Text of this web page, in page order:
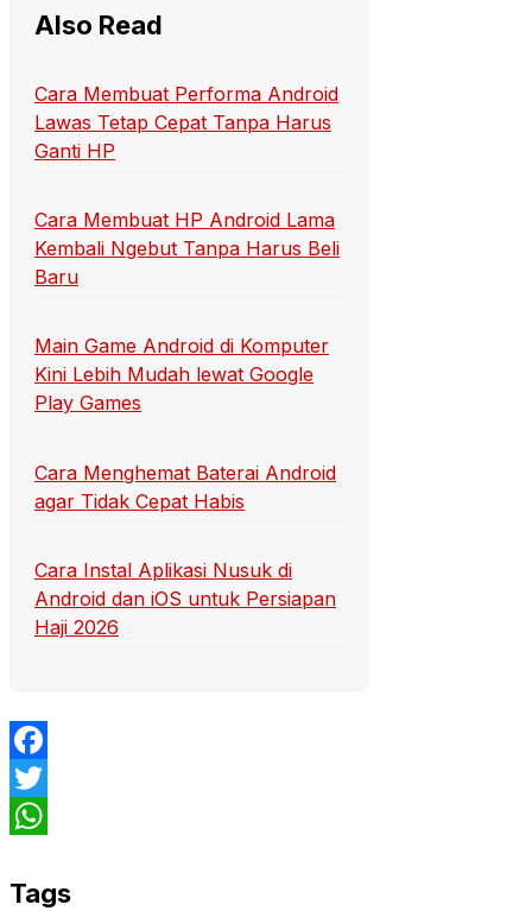
Also Read
Cara Membuat Performa Android
Lawas Tetap Cepat Tanpa Harus
Ganti HP
Cara Membuat HP Android Lama
Kembali Ngebut Tanpa Harus Beli
Baru
Main Game Android di Komputer
Kini Lebih Mudah lewat Google
Play Games
Cara Menghemat Baterai Android
agar Tidak Cepat Habis
Cara Instal Aplikasi Nusuk di
Android dan iOS untuk Persiapan
Haji 2026
Facebook
Twitter
Tags